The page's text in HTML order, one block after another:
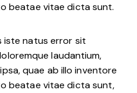
beatae vitae dicta sunt.
iste natus error sit
laudantium,
quae ab illo inventore
beatae vitae dicta sunt,